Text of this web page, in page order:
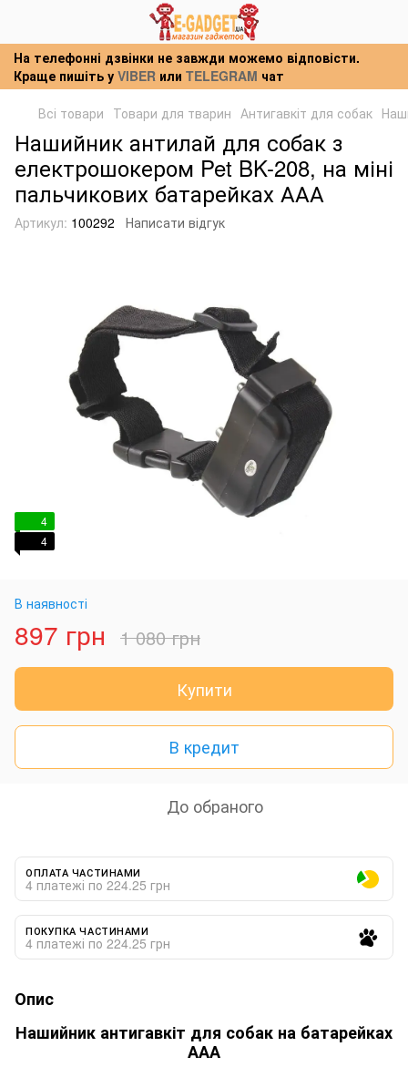
На телефонні дзвінки не завжди можемо відповісти.
Краще пишіть у VIBER или TELEGRAM чат
Всі товари Товари для тварин Антигавкіт для собак
Нашийник антилай для собак з
електрошокером Pet BK-208, на міні
пальчикових батарейках ААА
Артикул: 100292 Написати відгук
4
4
В наявності
897 грн 1 080 грн
Купити
В кредит
До обраного
ОПЛАТА ЧАСТИНАМИ
4 платежі по 224.25 грн
ПОКУПКА ЧАСТИНАМИ
4 платежі по 224.25 грн
Опис
Нашийник антигавкіт для собак на батарейках
ААА